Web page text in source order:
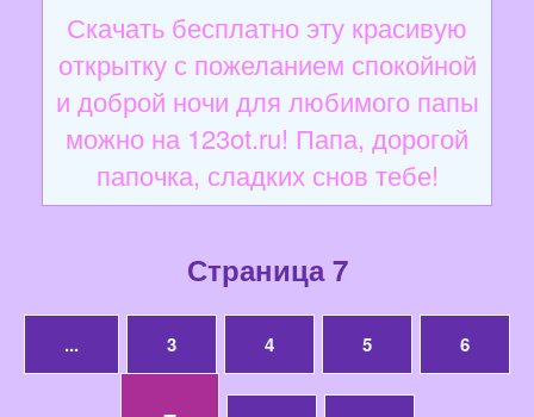
Скачать бесплатно эту красивую
открытку с пожеланием спокойной
и доброй ночи для любимого папы
можно на 123ot.ru! Папа, дорогой
папочка, сладких снов тебе!
Страница 7
... 3 4 5 6